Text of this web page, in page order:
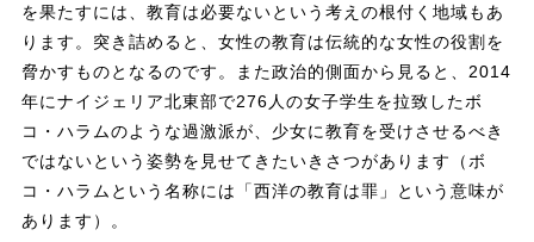
を果たすには、教育は必要ないという考えの根付く地域もあ
ります。突き詰めると、女性の教育は伝統的な女性の役割を
脅かすものとなるのです。また政治的側面から見ると、2014
年にナイジェリア北東部で276人の女子学生を拉致したボ
コ・ハラムのような過激派が、少女に教育を受けさせるべき
ではないという姿勢を見せてきたいきさつがあります（ボ
コ・ハラムという名称には「西洋の教育は罪」という意味が
あります）。